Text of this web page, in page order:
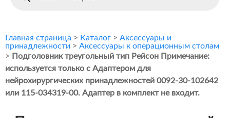
Главная страница > Каталог > Аксессуары и
принадлежности > Аксессуары к операционным столам
> Подголовник треугольный тип Рейсон Примечание:
используется только с Адаптером для
нейрохирургических принадлежностей 0092-30-102642
или 115-034319-00. Адаптер в комплект не входит.